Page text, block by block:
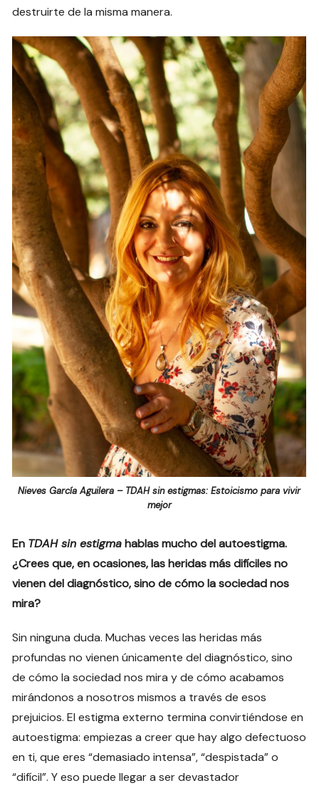
destruirte de la misma manera.
Nieves García Aguilera – TDAH sin estigmas: Estoicismo para vivir
mejor
En TDAH sin estigmahablas mucho del autoestigma.
¿Crees que, en ocasiones, las heridas más difíciles no
vienen del diagnóstico, sino de cómo la sociedad nos
mira?
Sin ninguna duda. Muchas veces las heridas más
profundas no vienen únicamente del diagnóstico, sino
de cómo la sociedad nos mira y de cómo acabamos
mirándonos a nosotros mismos a través de esos
prejuicios. El estigma externo termina convirtiéndose en
autoestigma: empiezas a creer que hay algo defectuoso
en ti, que eres “demasiado intensa”, “despistada” o
“difícil”. Y eso puede llegar a ser devastador